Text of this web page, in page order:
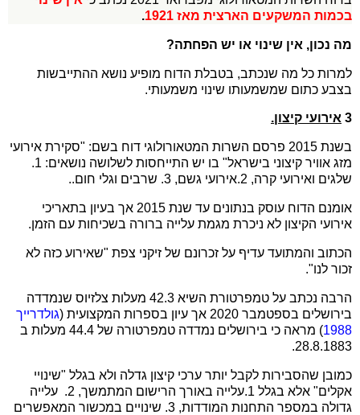
בכמות המשקעים הארצית מאז 1921
.
מה נכון, אין שינוי או יש הפחתה?
למרות כל מה שנכתב, בטבלת הדוח מופיע נושא ההתייבשות
בצבע כתום שמשמעותו שינוי משמעותי.
3 אירועי קיצון.
בשנת 2015 פרסם השרות המטאורולוגי דוח בשם: "סקירת אירועי
מזג אוויר קיצוני בישראל" בו יש התייחסות לשלושה נושאים: 1.
שלגים ואירועי קרה, 2.אירועי גשם, 3. שרבים וגלי חום..
אומנם הדוח עוסק בנתונים עד שנת 2015 אך בעיון בתאריכי
אירועי הקיצון לא ניכרת מגמת עלייה ברורה בשכיחות עם הזמן.
הכתוב והמתועד עדיף על זכרונם של זיקני צפת "שאירוע כזה לא
זכור לנו".
הרבה נכתב על טמפרטורת השיא 42.3 מעלות צלזיוס שנמדדה
בירושלים בספטמבר 2020 אך עיון בספרות המקצועית (
גולדרייך
1988
) מראה כי בירושלים נמדדה טמפרטורה של 44.4 מעלות ב
28.8.1883.
כמובן שהסבירות לקבל יותר ערכי קיצון גדלה ולא בגלל "שינויי
אקלים" אלא בגלל 1.עלייה באורך הרישום המתמשך, 2.
עלייה
גדולה במספר התחנות המודדות, 3. שינויים במכשור המאפשרים